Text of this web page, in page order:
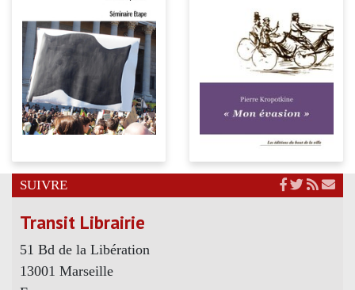
SUIVRE
Transit Librairie
51 Bd de la Libération
13001 Marseille